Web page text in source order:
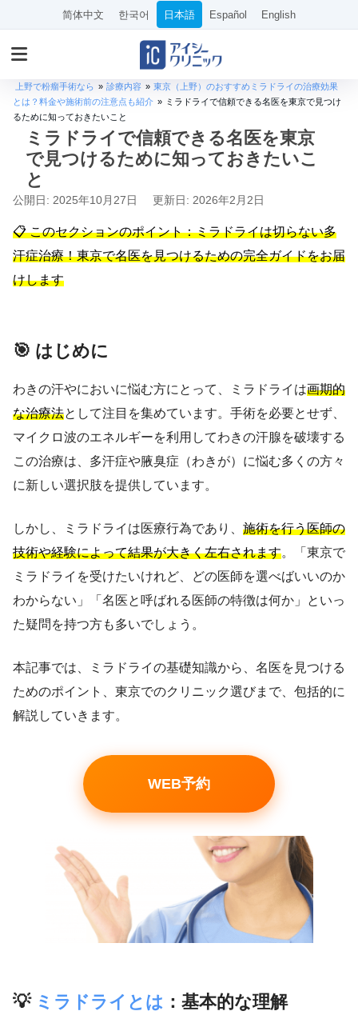
简体中文 한국어 日本語 Español English
上野で粉瘤手術なら » 診療内容 » 東京（上野）のおすすめミラドライの治療効果
とは？料金や施術前の注意点も紹介 » ミラドライで信頼できる名医を東京で見つけ
るために知っておきたいこと
ミラドライで信頼できる名医を東京
で見つけるために知っておきたいこ
と
公開日: 2025年10月27日 更新日: 2026年2月2日
📋 このセクションのポイント：ミラドライは切らない多
汗症治療！東京で名医を見つけるための完全ガイドをお届
けします
🎯 はじめに
わきの汗やにおいに悩む方にとって、ミラドライは画期的
な治療法として注目を集めています。手術を必要とせず、
マイクロ波のエネルギーを利用してわきの汗腺を破壊する
この治療は、多汗症や腋臭症（わきが）に悩む多くの方々
に新しい選択肢を提供しています。
しかし、ミラドライは医療行為であり、 施術を行う医師の
技術や経験によって結果が大きく左右されます。「東京で
ミラドライを受けたいけれど、どの医師を選べばいいのか
わからない」「名医と呼ばれる医師の特徴は何か」といっ
た疑問を持つ方も多いでしょう。
本記事では、ミラドライの基礎知識から、名医を見つける
ためのポイント、東京でのクリニック選びまで、包括的に
解説していきます。
WEB予約
💡 ミラドライとは ：基本的な理解